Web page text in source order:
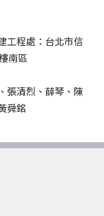
工程處：台北市信
南區
張清烈、薛琴、陳
舜銘